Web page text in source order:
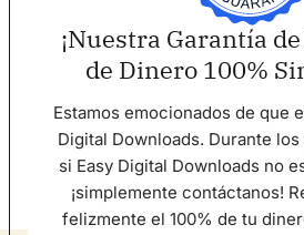
¡Nuestra Garantía
de Dinero 100%
Estamos emocionados de que
Digital Downloads. Durante
si Easy Digital Downloads no
¡simplemente contáctanos!
felizmente el 100% de tu